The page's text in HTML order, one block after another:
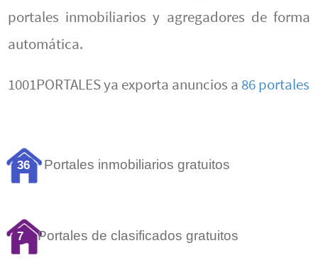
portales inmobiliarios y agregadores de forma
automática.
1001PORTALES ya exporta anuncios a 86 portales
36 Portales inmobiliarios gratuitos
7 Portales de clasificados gratuitos